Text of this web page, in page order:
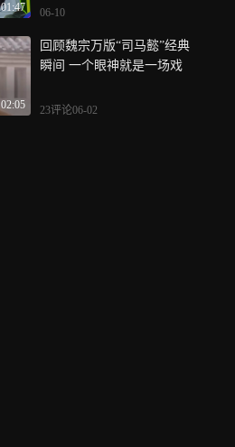
01:47 06-10
02:05
回顾魏宗万版“司马懿”经典
瞬间 一个眼神就是一场戏
23评论06-02